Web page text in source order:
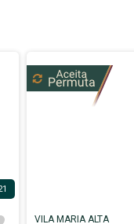
VILA MARIA ALTA